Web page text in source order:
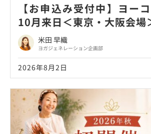
【お申込み受付中】ヨー
10月来日＜東京・大阪会場
米田 早織
ヨガジェネレーション企画部
2026年8月2日